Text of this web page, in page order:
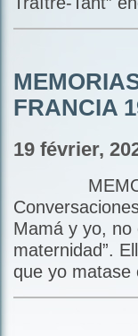
FRANCIA
19 février,
Mamá y yo, no
maternidad”.
que yo